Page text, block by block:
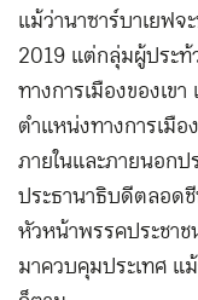
แม้ว่านาซาร์บาเยฟ
2019 แต่กลุ่มผู้ประ
ทางการเมืองของเข
ตำแหน่งทางการเมื
ภายในและภายนอกป
ประธานาธิบดีตลอด
หัวหน้าพรรคประชาช
มาควบคุมประเทศ แ